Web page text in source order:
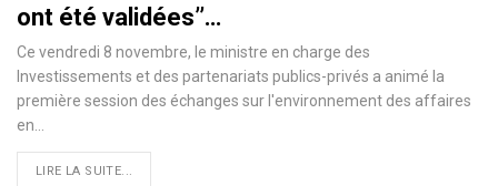
ont été validées’’…
Ce vendredi 8 novembre, le ministre en charge des
Investissements et des partenariats publics-privés a animé la
première session des échanges sur l'environnement des affaires
en
LIRE LA SUITE...